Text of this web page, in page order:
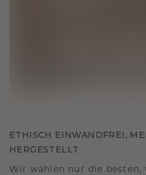
ETHISCH EINWANDFREI,
HERGESTELLT
Wir wählen nur die